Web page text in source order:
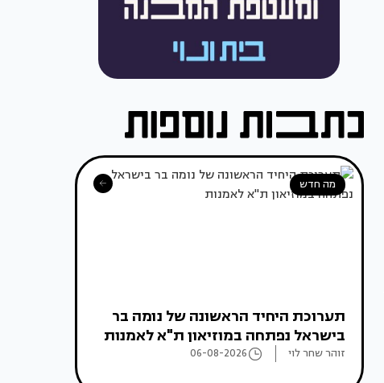
מה חדש
תערוכת היחיד הראשונה של נומה בר
בישראל נפתחה במוזיאון ת"א לאמנות
זוהר שחר לוי 06-08-2026